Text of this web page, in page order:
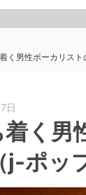
く男性ボーカリス
日
く男
ポッ